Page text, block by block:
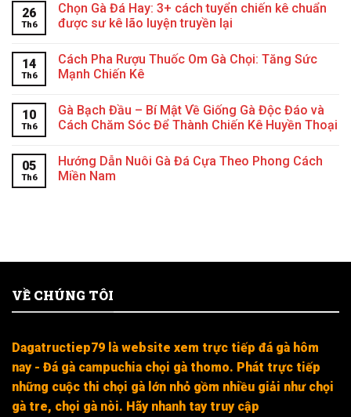
26
Th6
Chọn Gà Đá Hay: 3+ cách tuyển chiến kê chuẩn
được sư kê lão luyện truyền lại
14
Th6
Cách Pha Rượu Thuốc Om Gà Chọi: Tăng Sức
Mạnh Chiến Kê
10
Th6
Gà Bạch Đầu – Bí Mật Về Giống Gà Độc Đáo và
Cách Chăm Sóc Để Thành Chiến Kê Huyền Thoại
05
Th6
Hướng Dẫn Nuôi Gà Đá Cựa Theo Phong Cách
Miền Nam
VỀ CHÚNG TÔI
Dagatructiep79 là website xem trực tiếp đá gà hôm
nay - Đá gà campuchia chọi gà thomo. Phát trực tiếp
những cuộc thi chọi gà lớn nhỏ gồm nhiều giải như chọi
gà tre, chọi gà nòi. Hãy nhanh tay truy cập